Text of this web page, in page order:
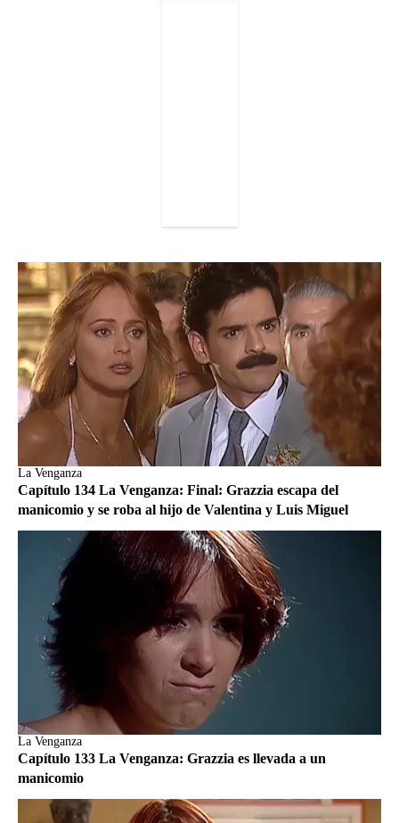
La Venganza
Capítulo 134 La Venganza: Final: Grazzia escapa del
manicomio y se roba al hijo de Valentina y Luis Miguel
La Venganza
Capítulo 133 La Venganza: Grazzia es llevada a un
manicomio